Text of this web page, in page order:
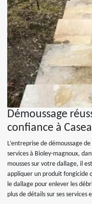
Démoussage
confiance à
L’entreprise de démoussage
services à Bioley-magnoux,
mousses sur votre dallage, il
appliquer un produit fongicide
le dallage pour enlever les
plus de détails sur ses services